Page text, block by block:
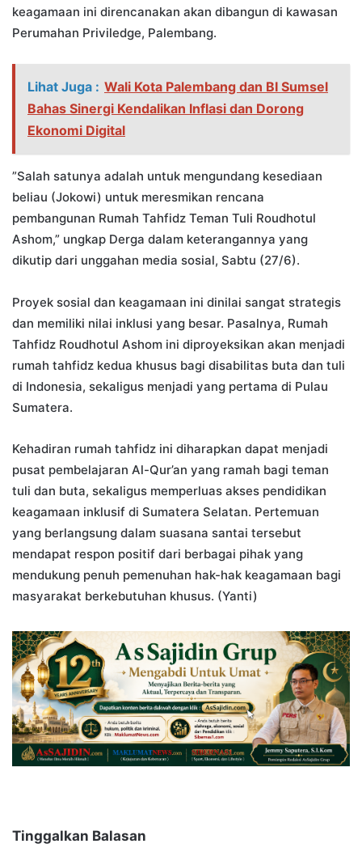
keagamaan ini direncanakan akan dibangun di kawasan
Perumahan Priviledge, Palembang.
Lihat Juga : Wali Kota Palembang dan BI Sumsel
Bahas Sinergi Kendalikan Inflasi dan Dorong
Ekonomi Digital
​”Salah satunya adalah untuk mengundang kesediaan
beliau (Jokowi) untuk meresmikan rencana
pembangunan Rumah Tahfidz Teman Tuli Roudhotul
Ashom,” ungkap Derga dalam keterangannya yang
dikutip dari unggahan media sosial, Sabtu (27/6).
Proyek sosial dan keagamaan ini dinilai sangat strategis
dan memiliki nilai inklusi yang besar. Pasalnya, Rumah
Tahfidz Roudhotul Ashom ini diproyeksikan akan menjadi
rumah tahfidz kedua khusus bagi disabilitas buta dan tuli
di Indonesia, sekaligus menjadi yang pertama di Pulau
Sumatera.
​Kehadiran rumah tahfidz ini diharapkan dapat menjadi
pusat pembelajaran Al-Qur’an yang ramah bagi teman
tuli dan buta, sekaligus memperluas akses pendidikan
keagamaan inklusif di Sumatera Selatan. Pertemuan
yang berlangsung dalam suasana santai tersebut
mendapat respon positif dari berbagai pihak yang
mendukung penuh pemenuhan hak-hak keagamaan bagi
masyarakat berkebutuhan khusus. (Yanti)
Tinggalkan Balasan